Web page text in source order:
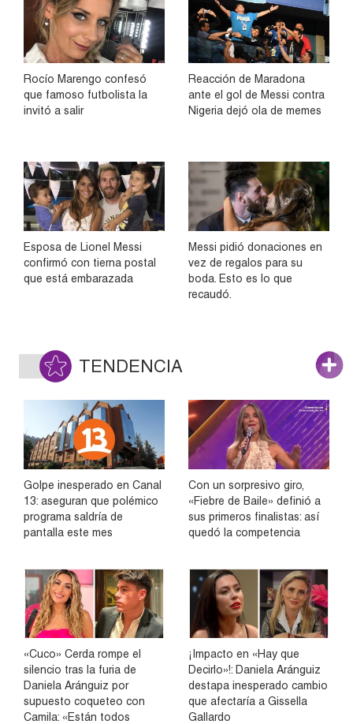
Rocío Marengo confesó
que famoso futbolista la
invitó a salir
Reacción de Maradona
ante el gol de Messi contra
Nigeria dejó ola de memes
Esposa de Lionel Messi
confirmó con tierna postal
que está embarazada
Messi pidió donaciones en
vez de regalos para su
boda. Esto es lo que
recaudó.
TENDENCIA
Golpe inesperado en Canal
13: aseguran que polémico
programa saldría de
pantalla este mes
Con un sorpresivo giro,
«Fiebre de Baile» definió a
sus primeros finalistas: así
quedó la competencia
«Cuco» Cerda rompe el
silencio tras la furia de
Daniela Aránguiz por
supuesto coqueteo con
Camila: «Están todos
¡Impacto en «Hay que
Decirlo»!: Daniela Aránguiz
destapa inesperado cambio
que afectaría a Gissella
Gallardo